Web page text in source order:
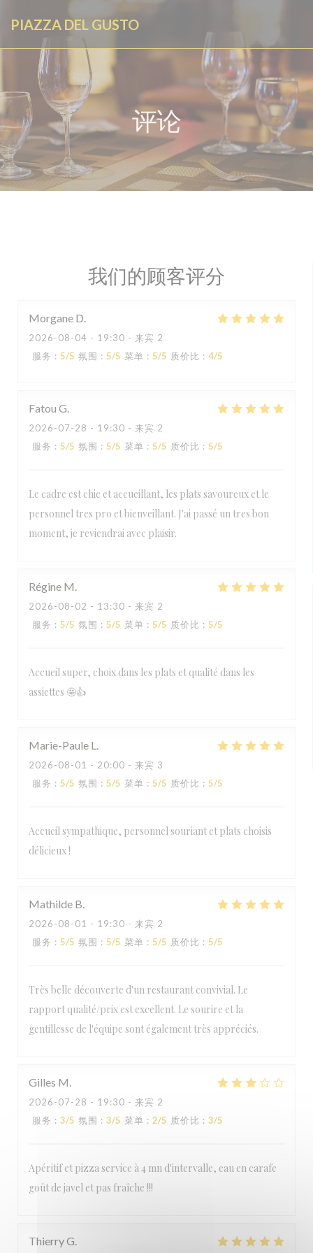
PIAZZA DEL GUSTO
评论
我们的顾客评分
Morgane D
2026-08-04 - 19:30 - 来宾 2
服务 : 5/5 氛围 : 5/5 菜单 : 5/5 质价比 : 4/5
Fatou G
2026-07-28 - 19:30 - 来宾 2
服务 : 5/5 氛围 : 5/5 菜单 : 5/5 质价比 : 5/5
Le cadre est chic et accueillant, les plats savoureux et le
personnel tres pro et bienveillant. J'ai passé un tres bon
moment, je reviendrai avec plaisir.
Régine M
2026-08-02 - 13:30 - 来宾 2
服务 : 5/5 氛围 : 5/5 菜单 : 5/5 质价比 : 5/5
Accueil super, choix dans les plats et qualité dans les
assiettes 🤩👍
Marie-Paule L
2026-08-01 - 20:00 - 来宾 3
服务 : 5/5 氛围 : 5/5 菜单 : 5/5 质价比 : 5/5
Accueil sympathique, personnel souriant et plats choisis
délicieux !
Mathilde B
2026-08-01 - 19:30 - 来宾 2
服务 : 5/5 氛围 : 5/5 菜单 : 5/5 质价比 : 5/5
Très belle découverte d'un restaurant convivial. Le
rapport qualité/prix est excellent. Le sourire et la
gentillesse de l'équipe sont également très appréciés.
Gilles M
2026-07-28 - 19:30 - 来宾 2
服务 : 3/5 氛围 : 3/5 菜单 : 2/5 质价比 : 3/5
Apéritif et pizza service à 4 mn d'intervalle, eau en carafe
goût de javel et pas fraîche !!!
ThierryG
PIAZZA DEL GUSTO